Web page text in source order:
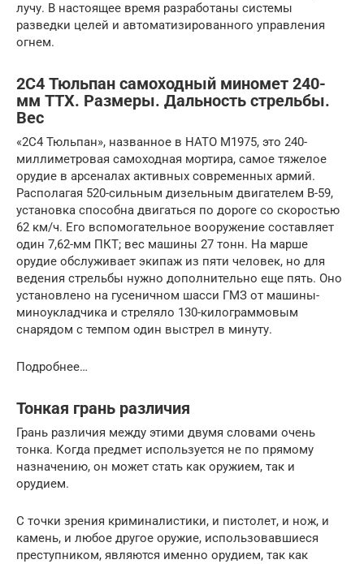
лучу. В настоящее время разработаны системы
разведки целей и автоматизированного управления
огнем.
2С4 Тюльпан самоходный миномет 240-
мм ТТХ. Размеры. Дальность стрельбы.
Вес
«2С4 Тюльпан», названное в НАТО М1975, это 240-
миллиметровая самоходная мортира, самое тяжелое
орудие в арсеналах активных современных армий.
Располагая 520-сильным дизельным двигателем В-59,
установка способна двигаться по дороге со скоростью
62 км/ч. Его вспомогательное вооружение составляет
один 7,62-мм ПКТ; вес машины 27 тонн. На марше
орудие обслуживает экипаж из пяти человек, но для
ведения стрельбы нужно дополнительно еще пять. Оно
установлено на гусеничном шасси ГМЗ от машины-
миноукладчика и стреляло 130-килограммовым
снарядом с темпом один выстрел в минуту.
Подробнее…
Тонкая грань различия
Грань различия между этими двумя словами очень
тонка. Когда предмет используется не по прямому
назначению, он может стать как оружием, так и
орудием.
С точки зрения криминалистики, и пистолет, и нож, и
камень, и любое другое оружие, использовавшиеся
преступником, являются именно орудием, так как